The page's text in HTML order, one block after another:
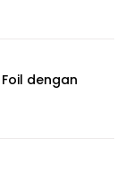
dengan